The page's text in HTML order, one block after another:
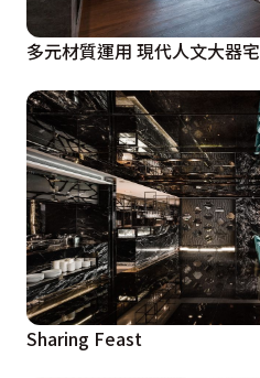
多元材質運用 現代人文大器宅
Sharing Feast